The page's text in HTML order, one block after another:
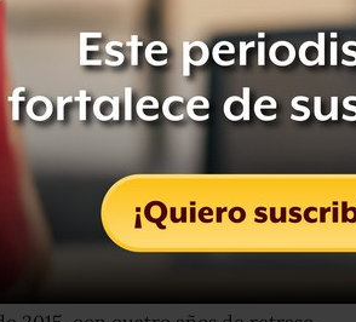
presupuesto de 1 mil 699 millones de
conocer que, de acuerdo con el
alta, el monto total del gasto ejercido
032 millones de pesos; hasta 2 mil
obra con una propuesta económica
Político publicó una notaen la que la
le había prohibido hablar sobre
de la nueva sede.